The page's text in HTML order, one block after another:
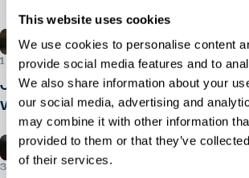
This website uses cookies
We use cookies to personalise content
provide social media features and to
We also share information about your
our social media, advertising and
may combine it with other information
provided to them or that they’ve
of their services.
1 SIERPNIA 2026 R.
Jakie dokumenty tożsamości
wymagane do udziału w
30 LIPCA 2026 R.